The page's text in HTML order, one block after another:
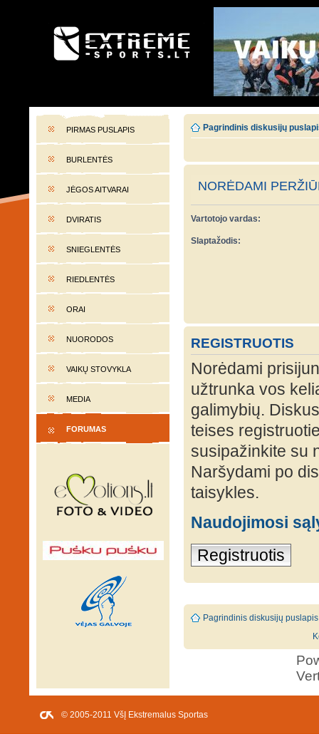
EXTREME-SPORTS.LT
PIRMAS PUSLAPIS
BURLENTĖS
JĖGOS AITVARAI
DVIRATIS
SNIEGLENTĖS
RIEDLENTĖS
ORAI
NUORODOS
VAIKŲ STOVYKLA
MEDIA
FORUMAS
Pagrindinis diskusijų
NORĖDAMI
Vartotojo vardas:
Slaptažodis:
REGISTRUOTIS
Norėdami
užtrunka vos
galimybių.
teises
susipažinkite su
Naršydami po
taisykles.
Naudojimosi
Registruotis
Pagrindinis diskusijų puslapis
© 2005-2011 VšĮ Ekstremalus Sportas